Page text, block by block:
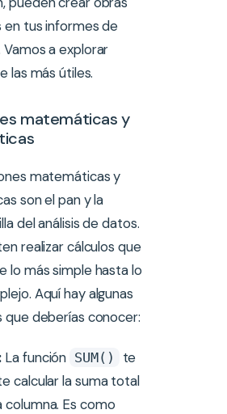
en tus informes de
Vamos a explorar
las más útiles.
matemáticas y
matemáticas y
son el pan y la
del análisis de datos.
realizar cálculos que
lo más simple hasta lo
Aquí hay algunas
que deberías conocer:
La función SUM()
te
calcular la suma total
columna. Es como